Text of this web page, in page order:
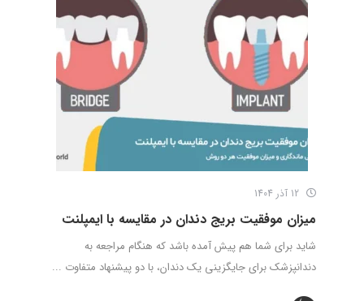
میزان موفقیت بریج دندان در مقایسه با ایمپلنت
شاید برای شما هم پیش آمده باشد که هنگام مراجعه به
دندانپزشک برای جایگزینی یک دندان، با دو پیشنهاد متفاوت ...